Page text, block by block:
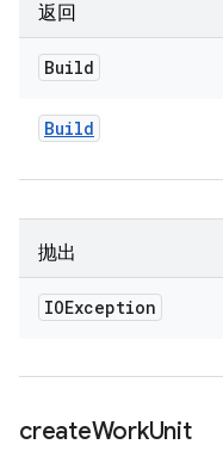
返回
Build
Build
抛出
IOException
createWorkUnit